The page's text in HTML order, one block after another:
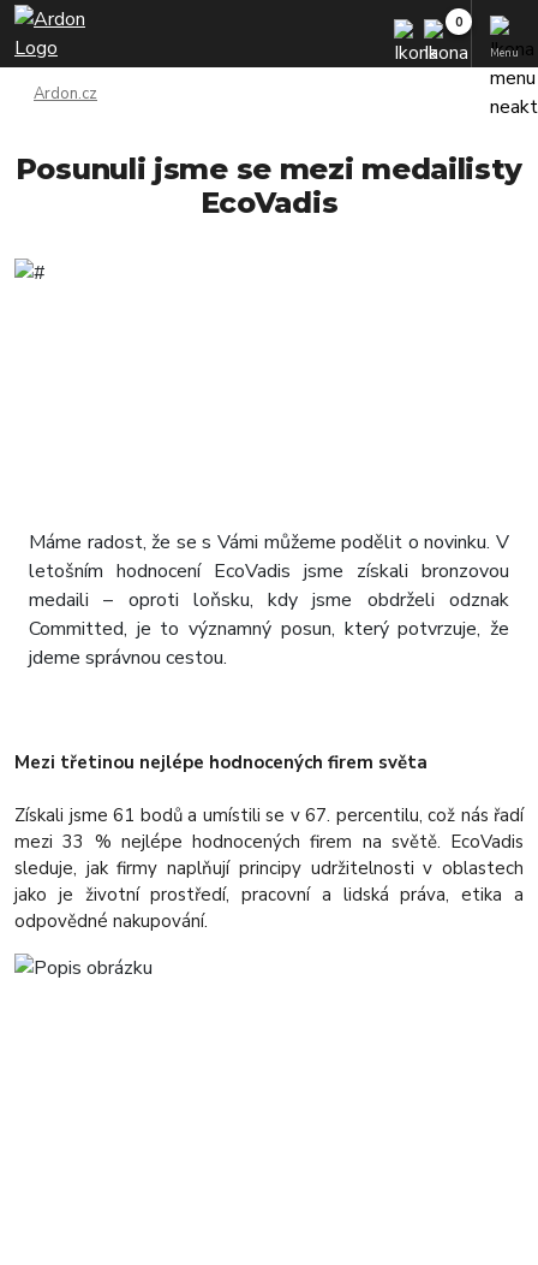
Menu
Ardon.cz
Posunuli jsme se mezi medailisty
EcoVadis
Máme radost, že se s Vámi můžeme podělit o novinku. V
letošním hodnocení EcoVadis jsme získali bronzovou
medaili – oproti loňsku, kdy jsme obdrželi odznak
Committed, je to významný posun, který potvrzuje, že
jdeme správnou cestou.
Mezi třetinou nejlépe hodnocených firem světa
Získali jsme 61 bodů a umístili se v 67. percentilu, což nás řadí
mezi 33 % nejlépe hodnocených firem na světě. EcoVadis
sleduje, jak firmy naplňují principy udržitelnosti v oblastech
jako je životní prostředí, pracovní a lidská práva, etika a
odpovědné nakupování.